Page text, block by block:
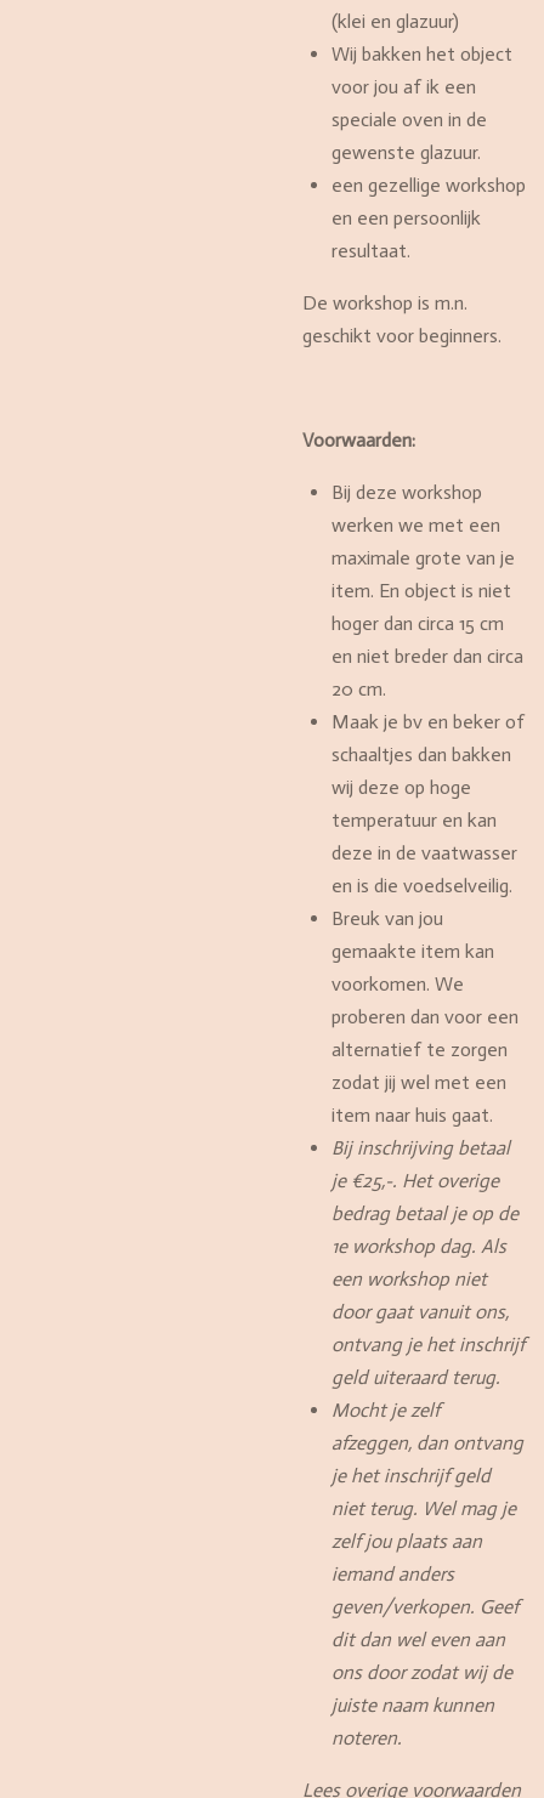
(klei en glazuur)
Wij bakken het object
voor jou af ik een
speciale oven in de
gewenste glazuur.
een gezellige workshop
en een persoonlijk
resultaat.
De workshop is m.n.
geschikt voor beginners.
Voorwaarden:
Bij deze workshop
werken we met een
maximale grote van je
item. En object is niet
hoger dan circa 15 cm
en niet breder dan circa
20 cm.
Maak je bv en beker of
schaaltjes dan bakken
wij deze op hoge
temperatuur en kan
deze in de vaatwasser
en is die voedselveilig.
Breuk van jou
gemaakte item kan
voorkomen. We
proberen dan voor een
alternatief te zorgen
zodat jij wel met een
item naar huis gaat.
Bij inschrijving betaal
je €25,-. Het overige
bedrag betaal je op de
1e workshop dag. Als
een workshop niet
door gaat vanuit ons,
ontvang je het inschrijf
geld uiteraard terug.
Mocht je zelf
afzeggen, dan ontvang
je het inschrijf geld
niet terug. Wel mag je
zelf jou plaats aan
iemand anders
geven/verkopen. Geef
dit dan wel even aan
ons door zodat wij de
juiste naam kunnen
noteren.
Lees overige voorwaarden